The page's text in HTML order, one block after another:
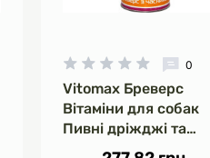
0
Vitomax Бреверс
Вітаміни для собак
Пивні дріжджі та
Часник 120 табл